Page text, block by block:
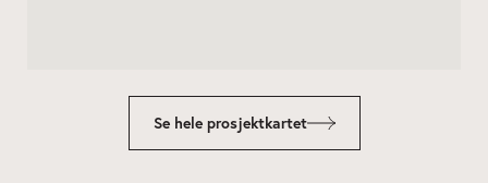
Se hele prosjektkartet